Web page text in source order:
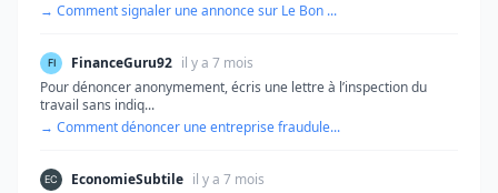
→ Comment signaler une annonce sur Le Bon ...
FinanceGuru92 il y a 7 mois
Pour dénoncer anonymement, écris une lettre à l’inspection du
travail sans indiq...
→ Comment dénoncer une entreprise fraudule...
EconomieSubtile il y a 7 mois